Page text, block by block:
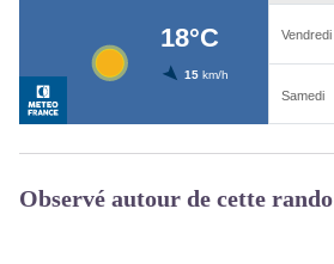
Observé autour de cette rando